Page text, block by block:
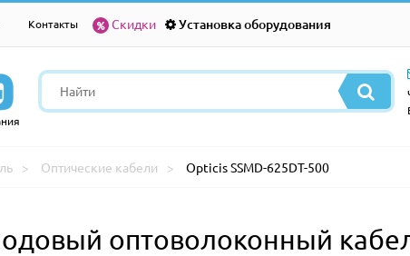
Контакты Скидки Установка оборудования
Оптические кабели Opticis SSMD-625DT-500
оптоволоконный